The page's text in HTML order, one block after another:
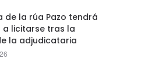
de la rúa Pazo tendrá
a licitarse tras la
la adjudicataria